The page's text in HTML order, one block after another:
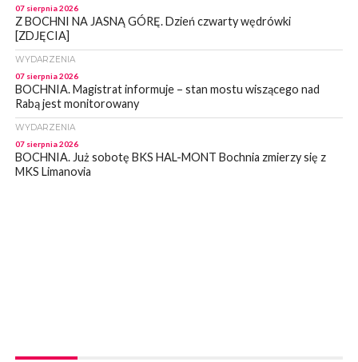
07 sierpnia 2026
Z BOCHNI NA JASNĄ GÓRĘ. Dzień czwarty wędrówki
[ZDJĘCIA]
WYDARZENIA
07 sierpnia 2026
BOCHNIA. Magistrat informuje – stan mostu wiszącego nad
Rabą jest monitorowany
WYDARZENIA
07 sierpnia 2026
BOCHNIA. Już sobotę BKS HAL-MONT Bochnia zmierzy się z
MKS Limanovia